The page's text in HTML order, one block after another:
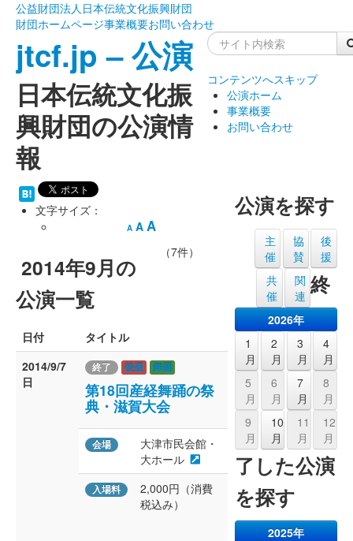
公益財団法人日本伝統文化振興財団
財団ホームページ事業概要お問い合わせ
jtcf.jp – 公演
日本伝統文化振
興財団の公演情
報
コンテンツへスキップ
公演ホーム
事業概要
お問い合わせ
文字サイズ：
A A A
2014年9月の
公演一覧
（7件）
日付
タイトル
2014/9/7
日
終了 後援 舞踊
第18回産経舞踊の祭
典・滋賀大会
会場
大津市民会館・
大ホール
入場料
2,000円（消費
税込み）
公演を探す
主
催
協
賛
後
援
共
催
関
連
2026年
1
月
2
月
3
月
4
月
5
月
6
月
7
月
8
月
9
月
10
月
11
月
12
月
終
了した公演
を探す
2025年